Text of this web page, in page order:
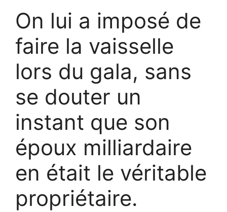
On lui a imposé de
faire la vaisselle
lors du gala, sans
se douter un
instant que son
époux milliardaire
en était le véritable
propriétaire.